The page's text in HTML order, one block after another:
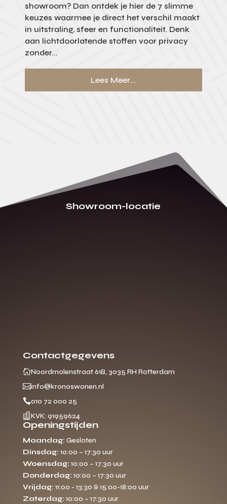
showroom? Dan ontdek je hier de 7 slimme
keuzes waarmee je direct het verschil maakt
in uitstraling, sfeer en functionaliteit. Denk
aan lichtdoorlatende stoffen voor privacy
zonder...
Lees Meer...
Showroom-locatie
Contactgegevens
Noordmolenstraat 61B, 3035 RH Rotterdam
info@kronoswonen.nl
010 72 000 25
 KVK: 91959624
Openingstijden
Maandag: Gesloten
Dinsdag: 10:00 – 17:30 uur
Woensdag: 10:00 – 17:30 uur
Donderdag: 10:00 – 17:30 uur
Vrijdag: 11:00 - 13:30 & 15:00-18:00 uur
Zaterdag: 10:00 – 17:30 uur